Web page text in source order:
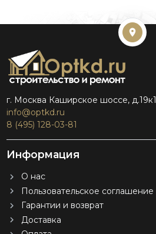
г. Москва Каширское шоссе, д.19к1
info@optkd.ru
8 (495) 128-03-81
Информация
О нас
Пользовательское соглашение
Гарантии и возврат
Доставка